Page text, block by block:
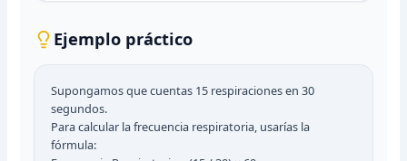
Ejemplo práctico
Supongamos que cuentas 15 respiraciones en 30
segundos.
Para calcular la frecuencia respiratoria, usarías la
fórmula: